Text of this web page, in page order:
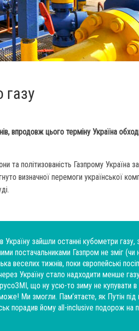
газу
впродовж цього терміну Україна
та політизованість Газпрому Україна
визначної перемоги української
зайшли останні кубометри газу,
постачальниками Газпром не зміг (чи
веселих тижнів, поки європейські
Україну стало надходити менше
що ну усю-то зиму не купувати в
Ми змогли. Пам’ятаєте, як Путін під
порадив йому all-inclusive подорож на